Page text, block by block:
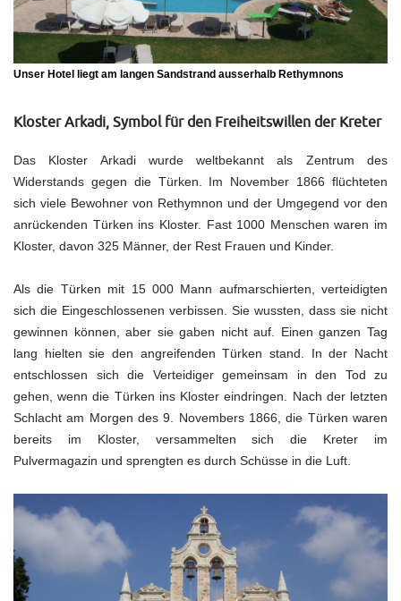
Unser Hotel liegt am langen Sandstrand ausserhalb Rethymnons
Kloster Arkadi, Symbol für den Freiheitswillen der Kreter
Das Kloster Arkadi wurde weltbekannt als Zentrum des
Widerstands gegen die Türken. Im November 1866 flüchteten
sich viele Bewohner von Rethymnon und der Umgegend vor den
anrückenden Türken ins Kloster. Fast 1000 Menschen waren im
Kloster, davon 325 Männer, der Rest Frauen und Kinder.
Als die Türken mit 15 000 Mann aufmarschierten, verteidigten
sich die Eingeschlossenen verbissen. Sie wussten, dass sie nicht
gewinnen können, aber sie gaben nicht auf. Einen ganzen Tag
lang hielten sie den angreifenden Türken stand. In der Nacht
entschlossen sich die Verteidiger gemeinsam in den Tod zu
gehen, wenn die Türken ins Kloster eindringen. Nach der letzten
Schlacht am Morgen des 9. Novembers 1866, die Türken waren
bereits im Kloster, versammelten sich die Kreter im
Pulvermagazin und sprengten es durch Schüsse in die Luft.